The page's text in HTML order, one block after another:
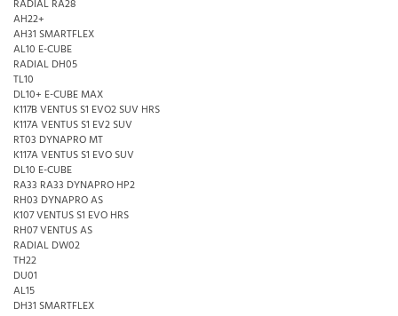
RADIAL RA28
AH22+
AH31 SMARTFLEX
AL10 E-CUBE
RADIAL DH05
TL10
DL10+ E-CUBE MAX
K117B VENTUS S1 EVO2 SUV HRS
K117A VENTUS S1 EV2 SUV
RT03 DYNAPRO MT
K117A VENTUS S1 EVO SUV
DL10 E-CUBE
RA33 RA33 DYNAPRO HP2
RH03 DYNAPRO AS
K107 VENTUS S1 EVO HRS
RH07 VENTUS AS
RADIAL DW02
TH22
DU01
AL15
DH31 SMARTFLEX